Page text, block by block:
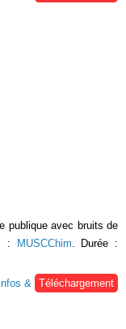
publique avec bruits de
: MUSCChim. Durée :
&
Téléchargement